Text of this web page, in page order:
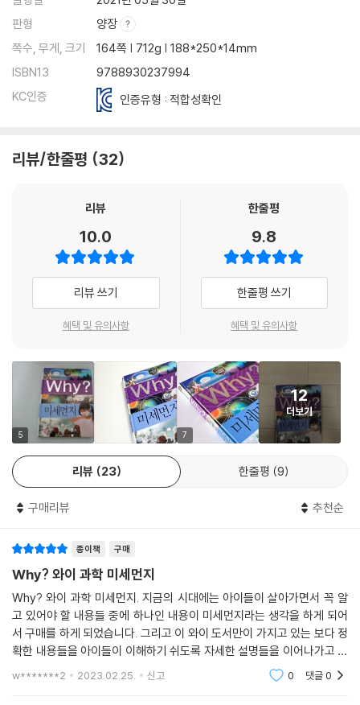
판형
양장
쪽수, 무게, 크기
164쪽 | 712g | 188*250*14mm
ISBN13
9788930237994
KC인증
인증유형 : 적합성확인
리뷰/한줄평 32
리뷰
10.0
리뷰 쓰기
혜택 및 유의사항
한줄평
9.8
한줄평 쓰기
혜택 및 유의사항
5 7
12
더보기
리뷰 23 한줄평 9
구매리뷰 추천순
종이책 구매
Why? 와이 과학 미세먼지
Why? 와이 과학 미세먼지. 지금의 시대에는 아이들이 살아가면서 꼭 알
고 있어야 할 내용들 중에 하나인 내용이 미세먼지라는 생각을 하게 되어
서 구매를 하게 되었습니다. 그리고 이 와이 도서만이 가지고 있는 보다 정
확한 내용들을 아이들이 이해하기 쉬도록 자세한 설명들을 이어나가고 있
어서 좋아하는 도서 중에 하나이기도 합니다. 이 도서의 처음은 우선 정확
w*******2 2023.02.25. 신고 0 댓글0